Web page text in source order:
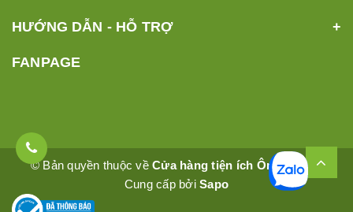
HƯỚNG DẪN - HỖ TRỢ
FANPAGE
© Bản quyền thuộc vềCửa hàng tiện ích Ômêly Mart
Cung cấp bởiSapo